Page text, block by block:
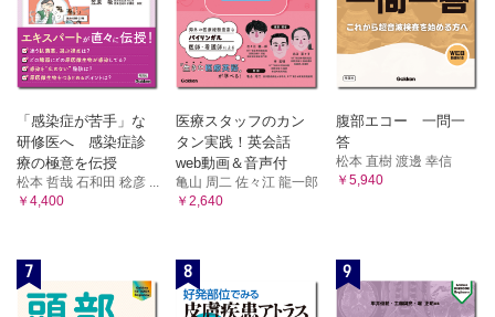
「感染症が苦手」な
研修医へ 感染症診
療の極意を伝授
松本 哲哉 石和田 稔彦 ...
￥4,400
医療スタッフのカン
タン実践！英会話
web動画＆音声付
亀山 周二 佐々江 龍一郎
￥2,640
腹部エコー 一問一
答
松本 直樹 渡邊 幸信
￥5,940
7 8 9